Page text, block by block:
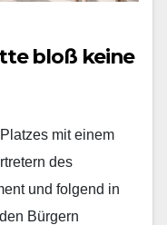
bloß keine
mit einem
des
und folgend in
Bürgern